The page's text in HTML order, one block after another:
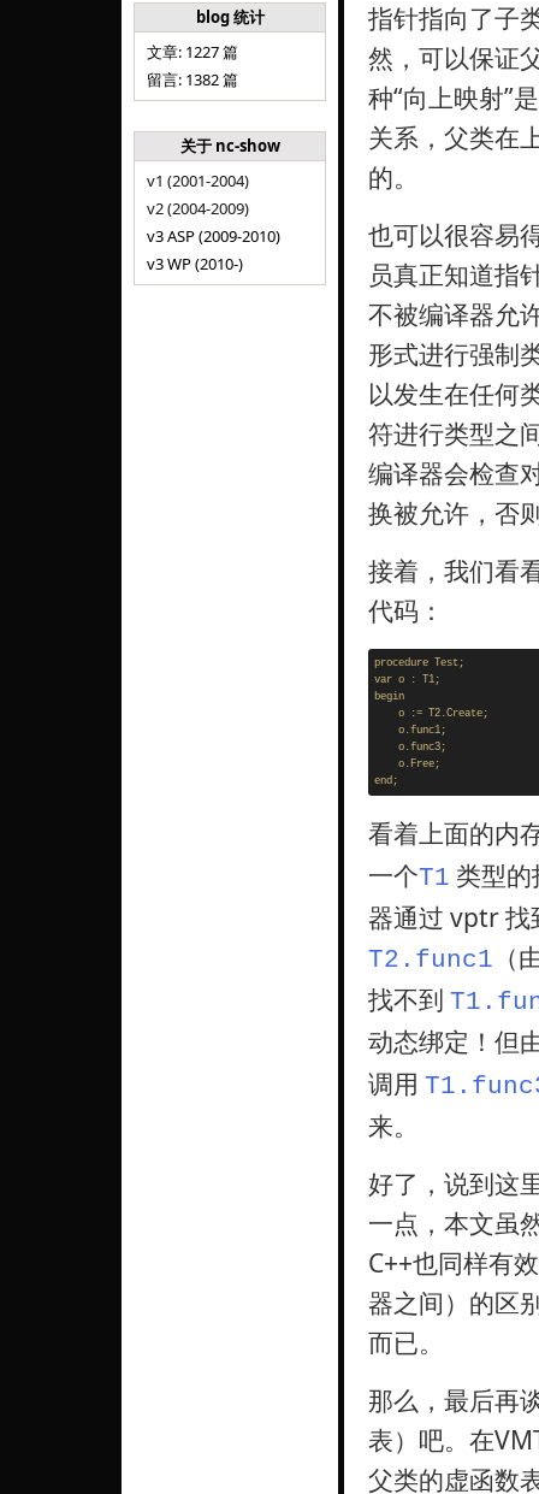
blog 统计
文章: 1227 篇
留言: 1382 篇
关于 nc-show
v1 (2001-2004)
v2 (2004-2009)
v3 ASP (2009-2010)
v3 WP (2010-)
指针指向了子
然，可以保证
种“向上映射”
关系，父类在
的。
也可以很容易
员真正知道指
不被编译器允
形式进行强制
以发生在任何
符进行类型之
编译器会检查
换被允许，否
接着，我们看
代码：
procedure Test;
var o : T1;
begin
    o := T2.Create;
    o.func1;
    o.func3;
    o.Free;
看着上面的内
一个T1 类型
器通过 vptr 找
T2.func1 （
找不到
动态绑定！但
调用
来。
好了，说到这
一点，本文虽
C++也同样有
器之间）的区
而已。
那么，最后再
表）吧。在
父类的虚函数